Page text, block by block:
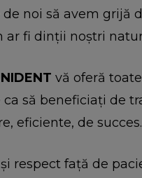
noi să avem grijă
ar fi dinții noștri
vă oferă
ca să beneficiați de
eficiente, de succes.
respect față de